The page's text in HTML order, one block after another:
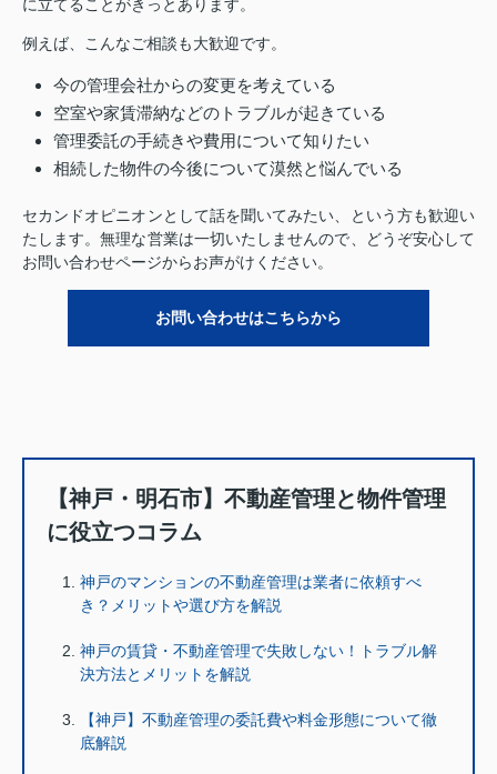
に立てることがきっとあります。
例えば、こんなご相談も大歓迎です。
今の管理会社からの変更を考えている
空室や家賃滞納などのトラブルが起きている
管理委託の手続きや費用について知りたい
相続した物件の今後について漠然と悩んでいる
セカンドオピニオンとして話を聞いてみたい、という方も歓迎い
たします。無理な営業は一切いたしませんので、どうぞ安心して
お問い合わせページからお声がけください。
お問い合わせはこちらから
【神戸・明石市】不動産管理と物件管理
に役立つコラム
神戸のマンションの不動産管理は業者に依頼すべ
き？メリットや選び方を解説
神戸の賃貸・不動産管理で失敗しない！トラブル解
決方法とメリットを解説
【神戸】不動産管理の委託費や料金形態について徹
底解説